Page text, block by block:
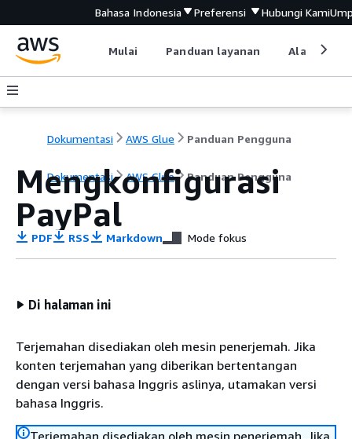
Bahasa Indonesia Preferensi Hubungi Kami
Mulai Panduan layanan Alat
Dokumentasi AWS Glue Panduan Pengguna
Dokumentasi AWS Glue Panduan Pengguna
Mengkonfigurasi
PayPal
PDF RSS Markdown Mode fokus
Di halaman ini
Terjemahan disediakan oleh mesin penerjemah. Jika
konten terjemahan yang diberikan bertentangan
dengan versi bahasa Inggris aslinya, utamakan versi
bahasa Inggris.
Terjemahan disediakan oleh mesin penerjemah. Jika